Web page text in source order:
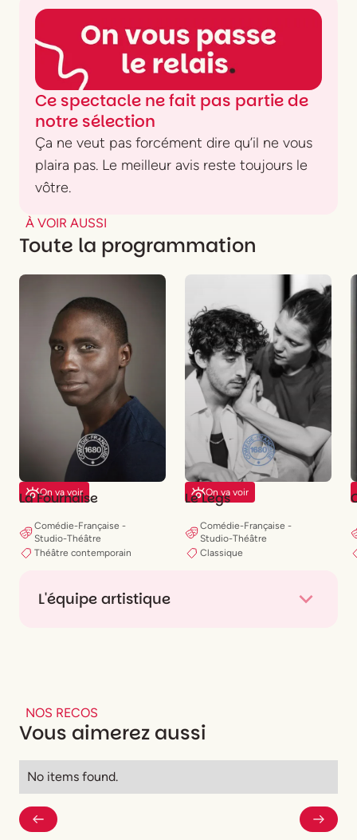
Ce spectacle ne fait pas partie de
notre sélection
Ça ne veut pas forcément dire qu’il ne vous
plaira pas. Le meilleur avis reste toujours le
vôtre.
À VOIR AUSSI
Toute la programmation
On va voir
La Fournaise
Comédie-Française -
Studio-Théâtre
Théâtre contemporain
On va voir
Le Legs
Comédie-Française -
Studio-Théâtre
Classique
L'équipe artistique
Conception sonore
SonMaxime Gamache
AvecFlorence Viala
NOS RECOS
Vous aimerez aussi
No items found.